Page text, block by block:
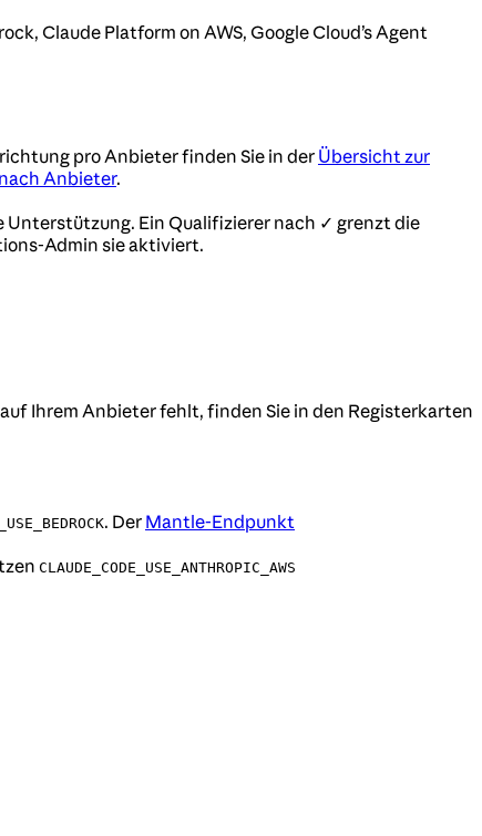
Claude Platform on AWS, Google Cloud’s Agent
pro Anbieter finden Sie in der Übersicht zur
Anbieter.
Unterstützung. Ein Qualifizierer nach ✓ grenzt die
Admin sie aktiviert.
Ihrem Anbieter fehlt, finden Sie in den Registerkarten
. Der Mantle-Endpunkt
CLAUDE_CODE_USE_ANTHROPIC_AWS